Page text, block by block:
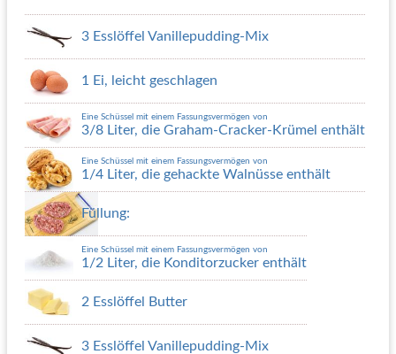
3 Esslöffel Vanillepudding-Mix
1 Ei, leicht geschlagen
Eine Schüssel mit einem Fassungsvermögen von
3/8 Liter, die Graham-Cracker-Krümel enthält
Eine Schüssel mit einem Fassungsvermögen von
1/4 Liter, die gehackte Walnüsse enthält
Füllung:
Eine Schüssel mit einem Fassungsvermögen von
1/2 Liter, die Konditorzucker enthält
2 Esslöffel Butter
3 Esslöffel Vanillepudding-Mix